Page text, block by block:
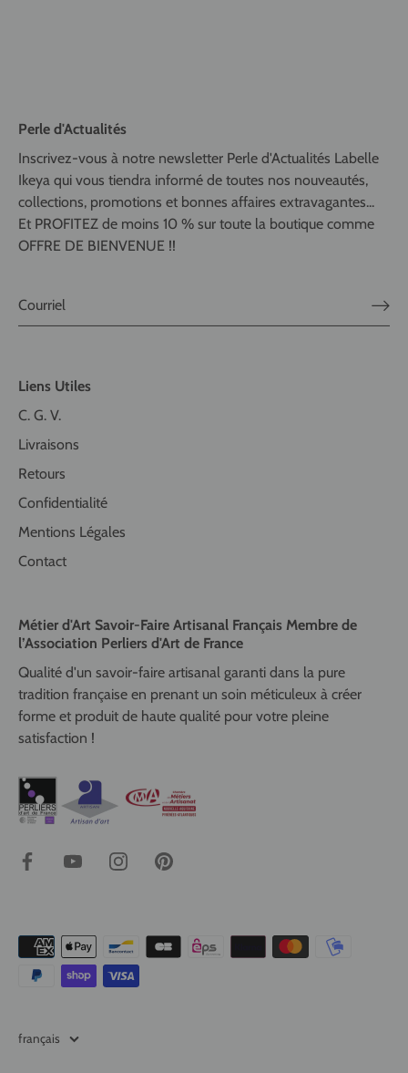
Perle d'Actualités
Inscrivez-vous à notre newsletter Perle d'Actualités Labelle
Ikeya qui vous tiendra informé de toutes nos nouveautés,
collections, promotions et bonnes affaires extravagantes...
Et PROFITEZ de moins 10 % sur toute la boutique comme
OFFRE DE BIENVENUE !!
Liens Utiles
C. G. V.
Livraisons
Retours
Confidentialité
Mentions Légales
Contact
Métier d'Art Savoir-Faire Artisanal Français Membre de
l’Association Perliers d'Art de France
Qualité d'un savoir-faire artisanal garanti dans la pure
tradition française en prenant un soin méticuleux à créer
forme et produit de haute qualité pour votre pleine
satisfaction !
Langue
français